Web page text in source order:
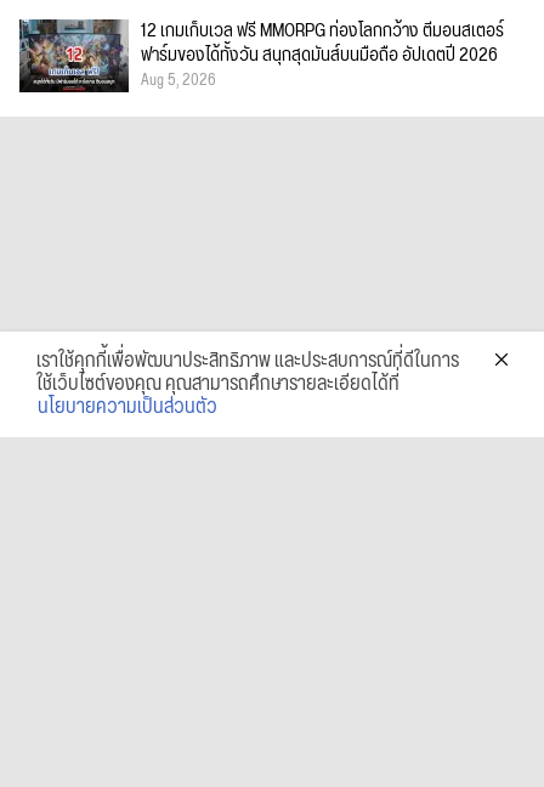
12 เกมเก็บเวล ฟรี MMORPG ท่องโลกกว้าง ตีมอนสเตอร์
ฟาร์มของได้ทั้งวัน สนุกสุดมันส์บนมือถือ อัปเดตปี 2026
Aug 5, 2026
เราใช้คุกกี้เพื่อพัฒนาประสิทธิภาพ และประสบการณ์ที่ดีในการ
ใช้เว็บไซต์ของคุณ คุณสามารถศึกษารายละเอียดได้ที่
นโยบายความเป็นส่วนตัว